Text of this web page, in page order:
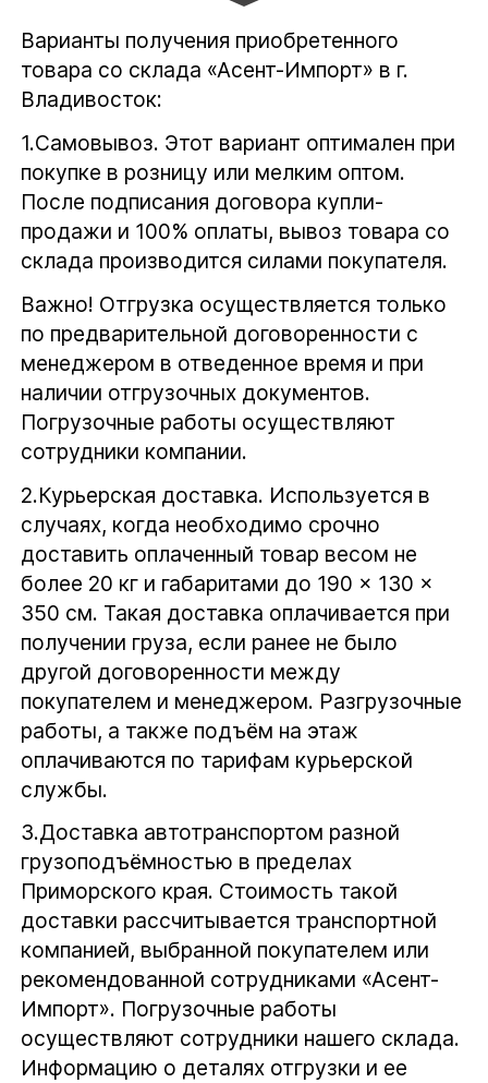
Варианты получения приобретенного
товара со склада «Асент-Импорт» в г.
Владивосток:
1.Самовывоз. Этот вариант оптимален при
покупке в розницу или мелким оптом.
После подписания договора купли-
продажи и 100% оплаты, вывоз товара со
склада производится силами покупателя.
Важно! Отгрузка осуществляется только
по предварительной договоренности с
менеджером в отведенное время и при
наличии отгрузочных документов.
Погрузочные работы осуществляют
сотрудники компании.
2.Курьерская доставка. Используется в
случаях, когда необходимо срочно
доставить оплаченный товар весом не
более 20 кг и габаритами до 190 × 130 ×
350 см. Такая доставка оплачивается при
получении груза, если ранее не было
другой договоренности между
покупателем и менеджером. Разгрузочные
работы, а также подъём на этаж
оплачиваются по тарифам курьерской
службы.
3.Доставка автотранспортом разной
грузоподъёмностью в пределах
Приморского края. Стоимость такой
доставки рассчитывается транспортной
компанией, выбранной покупателем или
рекомендованной сотрудниками «Асент-
Импорт». Погрузочные работы
осуществляют сотрудники нашего склада.
Информацию о деталях отгрузки и ее